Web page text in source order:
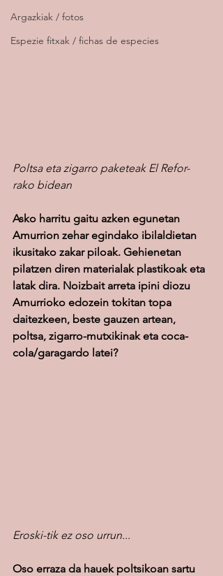
Argazkiak / fotos
Espezie fitxak / fichas de especies
Poltsa eta zigarro paketeak El Refor-
rako bidean
Asko harritu gaitu azken egunetan
Amurrion zehar egindako ibilaldietan
ikusitako zakar piloak. Gehienetan
pilatzen diren materialak plastikoak eta
latak dira. Noizbait arreta ipini diozu
Amurrioko edozein tokitan topa
daitezkeen, beste gauzen artean,
poltsa, zigarro-mutxikinak eta coca-
cola/garagardo latei?
Eroski-tik ez oso urrun...
Oso erraza da hauek poltsikoan sartu